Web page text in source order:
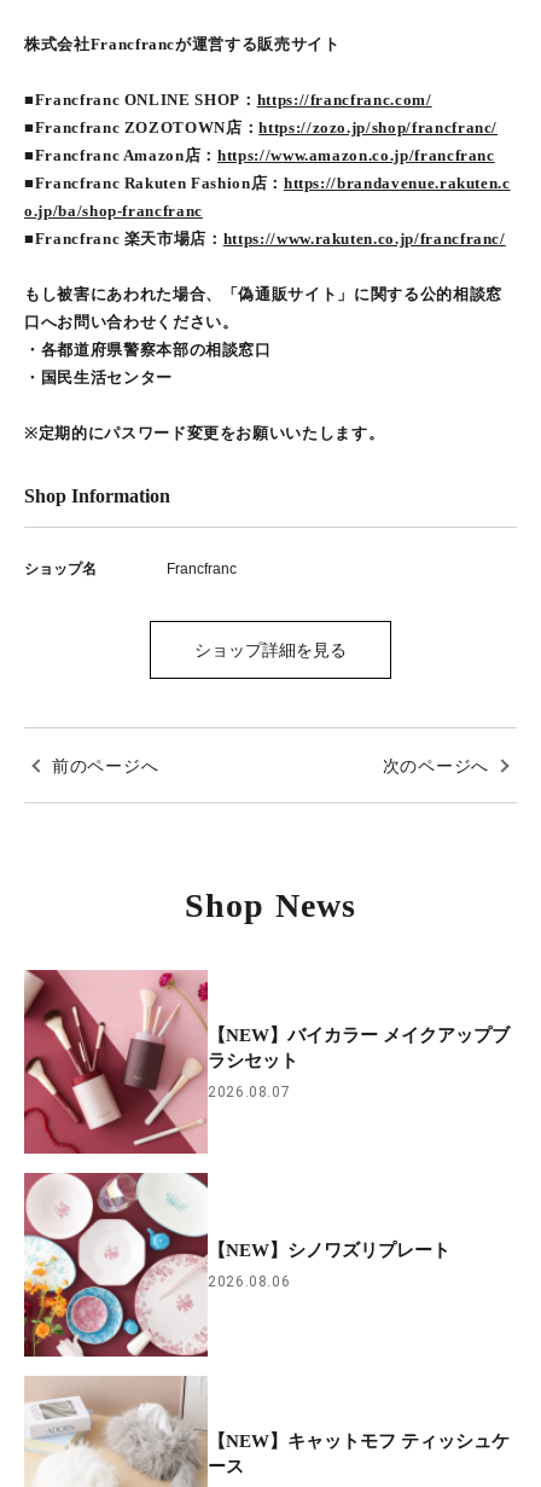
株式会社Francfrancが運営する販売サイト
■Francfranc ONLINE SHOP： https://francfranc.com/
■Francfranc ZOZOTOWN店：https://zozo.jp/shop/francfranc/
■Francfranc Amazon店：https://www.amazon.co.jp/francfranc
■Francfranc Rakuten Fashion店： https://brandavenue.rakuten.c
o.jp/ba/shop-francfranc
■Francfranc 楽天市場店： https://www.rakuten.co.jp/francfranc/
もし被害にあわれた場合、「偽通販サイト」に関する公的相談窓
口へお問い合わせください。
・各都道府県警察本部の相談窓口
・国民生活センター
※定期的にパスワード変更をお願いいたします。
Shop Information
ショップ名 Francfranc
ショップ詳細を見る
前のページへ 次のページへ
Shop News
【NEW】バイカラー メイクアップブ
ラシセット
2026.08.07
【NEW】シノワズリプレート
2026.08.06
【NEW】キャットモフ ティッシュケ
ース